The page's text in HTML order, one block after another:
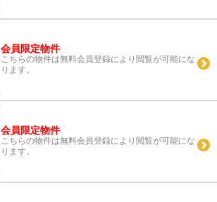
会員限定物件
こちらの物件は無料会員登録により閲覧が可能にな
ります。
会員限定物件
こちらの物件は無料会員登録により閲覧が可能にな
ります。